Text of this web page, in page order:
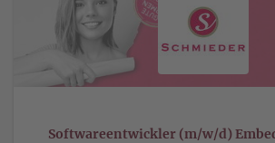
Softwareentwickler (m/w/d)